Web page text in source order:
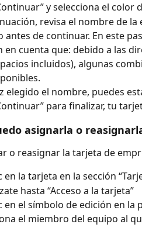
y selecciona el color
revisa el nombre de la
antes de continuar. En este
en cuenta que: debido a las
incluidos), algunas
elegido el nombre, puedes
para finalizar, tu
asignarla o
o reasignar la tarjeta de
en la tarjeta en la sección
hasta “Acceso a la tarjeta”
en el símbolo de edición en la
el miembro del equipo al